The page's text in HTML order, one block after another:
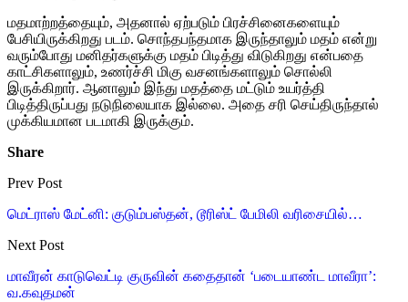
மதமாற்றத்தையும், அதனால் ஏற்படும் பிரச்சினைகளையும்
பேசியிருக்கிறது படம். சொந்தபந்தமாக இருந்தாலும் மதம் என்று
வரும்போது மனிதர்களுக்கு மதம் பிடித்து விடுகிறது என்பதை
காட்சிகளாலும், உணர்ச்சி மிகு வசனங்களாலும் சொல்லி
இருக்கிறார். ஆனாலும் இந்து மதத்தை மட்டும் உயர்த்தி
பிடித்திருப்பது நடுநிலையாக இல்லை. அதை சரி செய்திருந்தால்
முக்கியமான படமாகி இருக்கும்.
Share
Prev Post
மெட்ராஸ் மேட்னி: குடும்பஸ்தன், டூரிஸ்ட் பேமிலி வரிசையில்…
Next Post
மாவீரன் காடுவெட்டி குருவின் கதைதான் ‘படையாண்ட மாவீரா’:
வ.கவுதமன்